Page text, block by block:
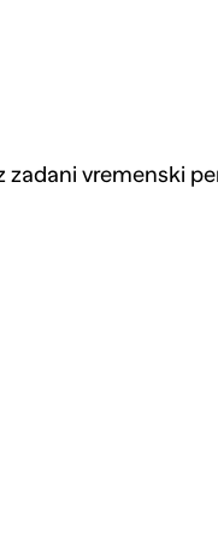
zadani vremenski